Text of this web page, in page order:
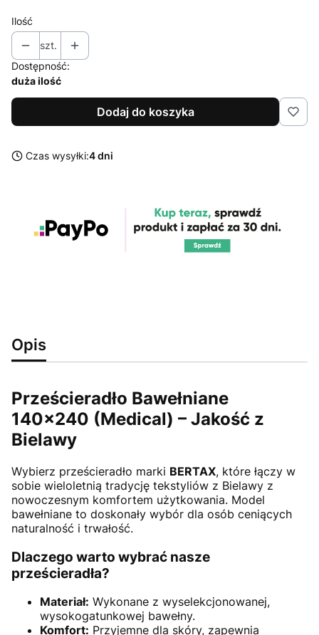
Ilość
szt.
Dostępność:
duża ilość
Dodaj do koszyka
Czas wysyłki:4 dni
Opis
Prześcieradło Bawełniane
140x240 (Medical) – Jakość z
Bielawy
Wybierz prześcieradło marki BERTAX, które łączy w
sobie wieloletnią tradycję tekstyliów z Bielawy z
nowoczesnym komfortem użytkowania. Model
bawełniane to doskonały wybór dla osób ceniących
naturalność i trwałość.
Dlaczego warto wybrać nasze
prześcieradła?
Materiał: Wykonane z wyselekcjonowanej,
wysokogatunkowej bawełny.
Komfort: Przyjemne dla skóry, zapewnia